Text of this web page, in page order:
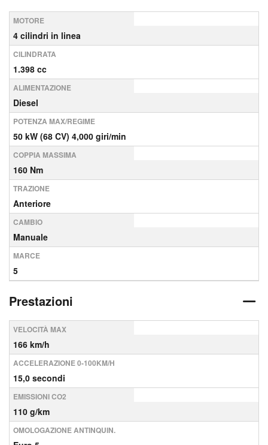
MOTORE
4 cilindri in linea
CILINDRATA
1.398 cc
ALIMENTAZIONE
Diesel
POTENZA MAX/REGIME
50 kW (68 CV) 4,000 giri/min
COPPIA MASSIMA
160 Nm
TRAZIONE
Anteriore
CAMBIO
Manuale
MARCE
5
Prestazioni
VELOCITÀ MAX
166 km/h
ACCELERAZIONE 0-100KM/H
15,0 secondi
EMISSIONI CO2
110 g/km
OMOLOGAZIONE ANTINQUIN.